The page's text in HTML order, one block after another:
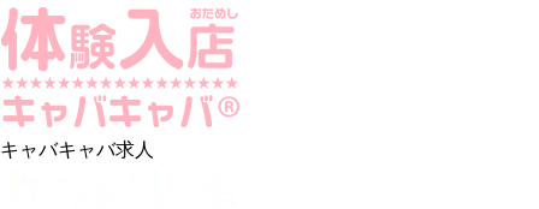
キャバキャバ求人